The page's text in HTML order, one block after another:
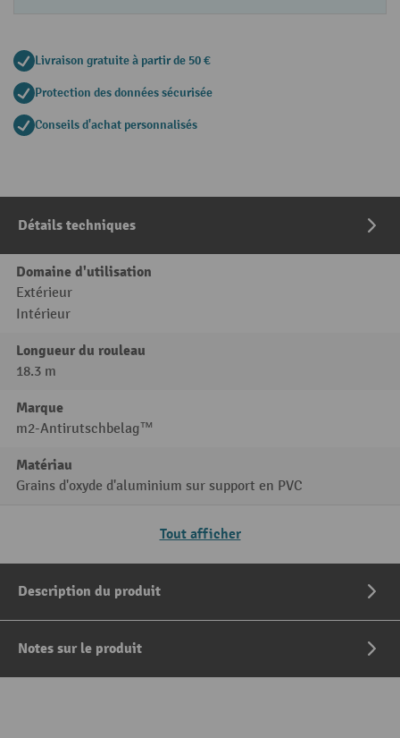
Livraison gratuite à partir de 50 €
Protection des données sécurisée
Conseils d'achat personnalisés
Détails techniques
Domaine d'utilisation
Extérieur
Intérieur
Longueur du rouleau
18.3 m
Marque
m2-Antirutschbelag™
Matériau
Grains d'oxyde d'aluminium sur support en PVC
Tout afficher
Description du produit
Notes sur le produit